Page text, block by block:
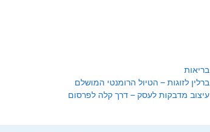
קטגוריות
בריאות
ברלין לזוגות – הטיול הרומנטי המושלם
עיצוב מדבקות לעסק – דרך קלה לפרסום